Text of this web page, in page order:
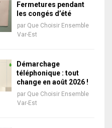
Fermetures pendant
les congés d’été
par Que Choisir Ensemble
Var-Est
Démarchage
téléphonique : tout
change en août 2026 !
par Que Choisir Ensemble
Var-Est